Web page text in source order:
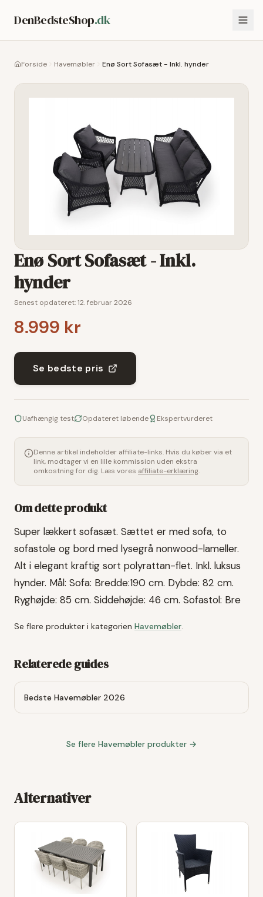
DenBedsteShop.dk
Forside Havemøbler Enø Sort Sofasæt - Inkl. hynder
Enø Sort Sofasæt - Inkl.
hynder
Senest opdateret:12. februar 2026
8.999 kr
Se bedste pris
Uafhængig test Opdateret løbende Ekspertvurderet
Denne artikel indeholder affiliate-links. Hvis du køber via et
link, modtager vi en lille kommission uden ekstra
omkostning for dig. Læs vores affiliate-erklæring.
Om dette produkt
Super lækkert sofasæt. Sættet er med sofa, to
sofastole og bord med lysegrå nonwood-lameller.
Alt i elegant kraftig sort polyrattan-flet. Inkl. luksus
hynder. Mål: Sofa: Bredde:190 cm. Dybde: 82 cm.
Ryghøjde: 85 cm. Siddehøjde: 46 cm. Sofastol: Bre
Se flere produkter i kategorien Havemøbler.
Relaterede guides
Bedste Havemøbler 2026
Se flere Havemøbler produkter →
Alternativer